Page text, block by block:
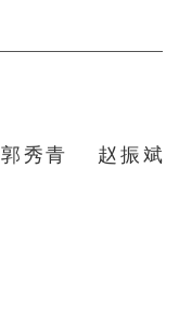
郭秀青 赵振斌